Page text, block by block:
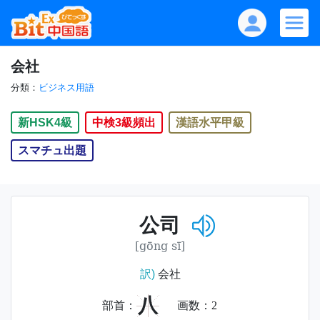
会社
分類： ビジネス用語
新HSK4級 中検3級頻出 漢語水平甲級
スマチュ出題
公司
[gōng sī]
訳)会社
部首： 八 画数： 2